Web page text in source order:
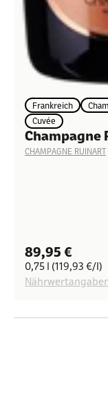
Frankreich
Cuvée
Champagne
CHAMPAGNE RUINART
Angebot
89,95 €
0,75 l (119,93 €/l)